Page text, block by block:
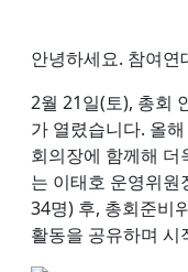
안녕하세요. 참여연
2월 21일(토), 총회
가 열렸습니다. 올
회의장에 함께해 더
는 이태호 운영위원
34명) 후, 총회준비
활동을 공유하며 시